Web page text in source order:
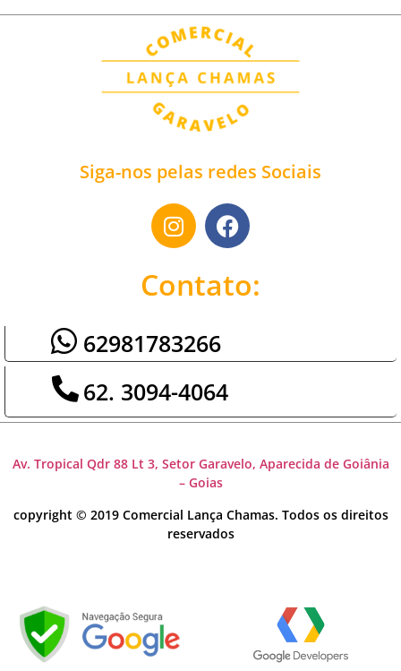
Siga-nos pelas redes Sociais
Contato:
62981783266
62. 3094-4064
Av. Tropical Qdr 88 Lt 3, Setor Garavelo, Aparecida de Goiânia
– Goias
copyright © 2019 Comercial Lança Chamas. Todos os direitos
reservados